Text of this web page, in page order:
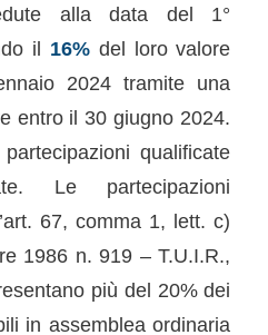
alla data del 1°
il 16%del loro valore
2024 tramite una
entro il 30 giugno 2024.
qualificate
Le partecipazioni
67, comma 1, lett. c)
1986 n. 919 – T.U.I.R.,
più del 20% dei
in assemblea ordinaria